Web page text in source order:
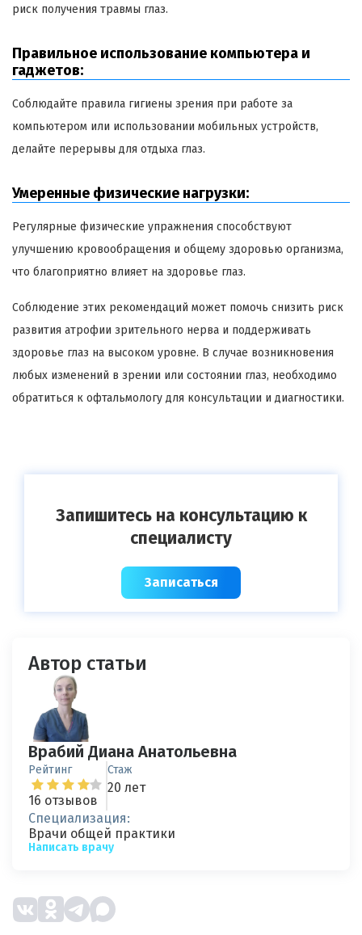
риск получения травмы глаз.
Правильное использование компьютера и
гаджетов:
Соблюдайте правила гигиены зрения при работе за
компьютером или использовании мобильных устройств,
делайте перерывы для отдыха глаз.
Умеренные физические нагрузки:
Регулярные физические упражнения способствуют
улучшению кровообращения и общему здоровью организма,
что благоприятно влияет на здоровье глаз.
Соблюдение этих рекомендаций может помочь снизить риск
развития атрофии зрительного нерва и поддерживать
здоровье глаз на высоком уровне. В случае возникновения
любых изменений в зрении или состоянии глаз, необходимо
обратиться к офтальмологу для консультации и диагностики.
Запишитесь на консультацию к
специалисту
Записаться
Автор статьи
Врабий Диана Анатольевна
Рейтинг
16 отзывов
Стаж
20 лет
Специализация:
Врачи общей практики
Написать врачу